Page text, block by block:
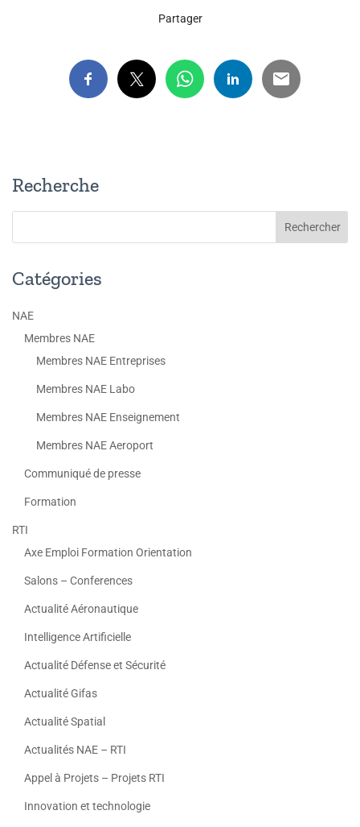
Partager
Recherche
Catégories
NAE
Membres NAE
Membres NAE Entreprises
Membres NAE Labo
Membres NAE Enseignement
Membres NAE Aeroport
Communiqué de presse
Formation
RTI
Axe Emploi Formation Orientation
Salons – Conferences
Actualité Aéronautique
Intelligence Artificielle
Actualité Défense et Sécurité
Actualité Gifas
Actualité Spatial
Actualités NAE – RTI
Appel à Projets – Projets RTI
Innovation et technologie